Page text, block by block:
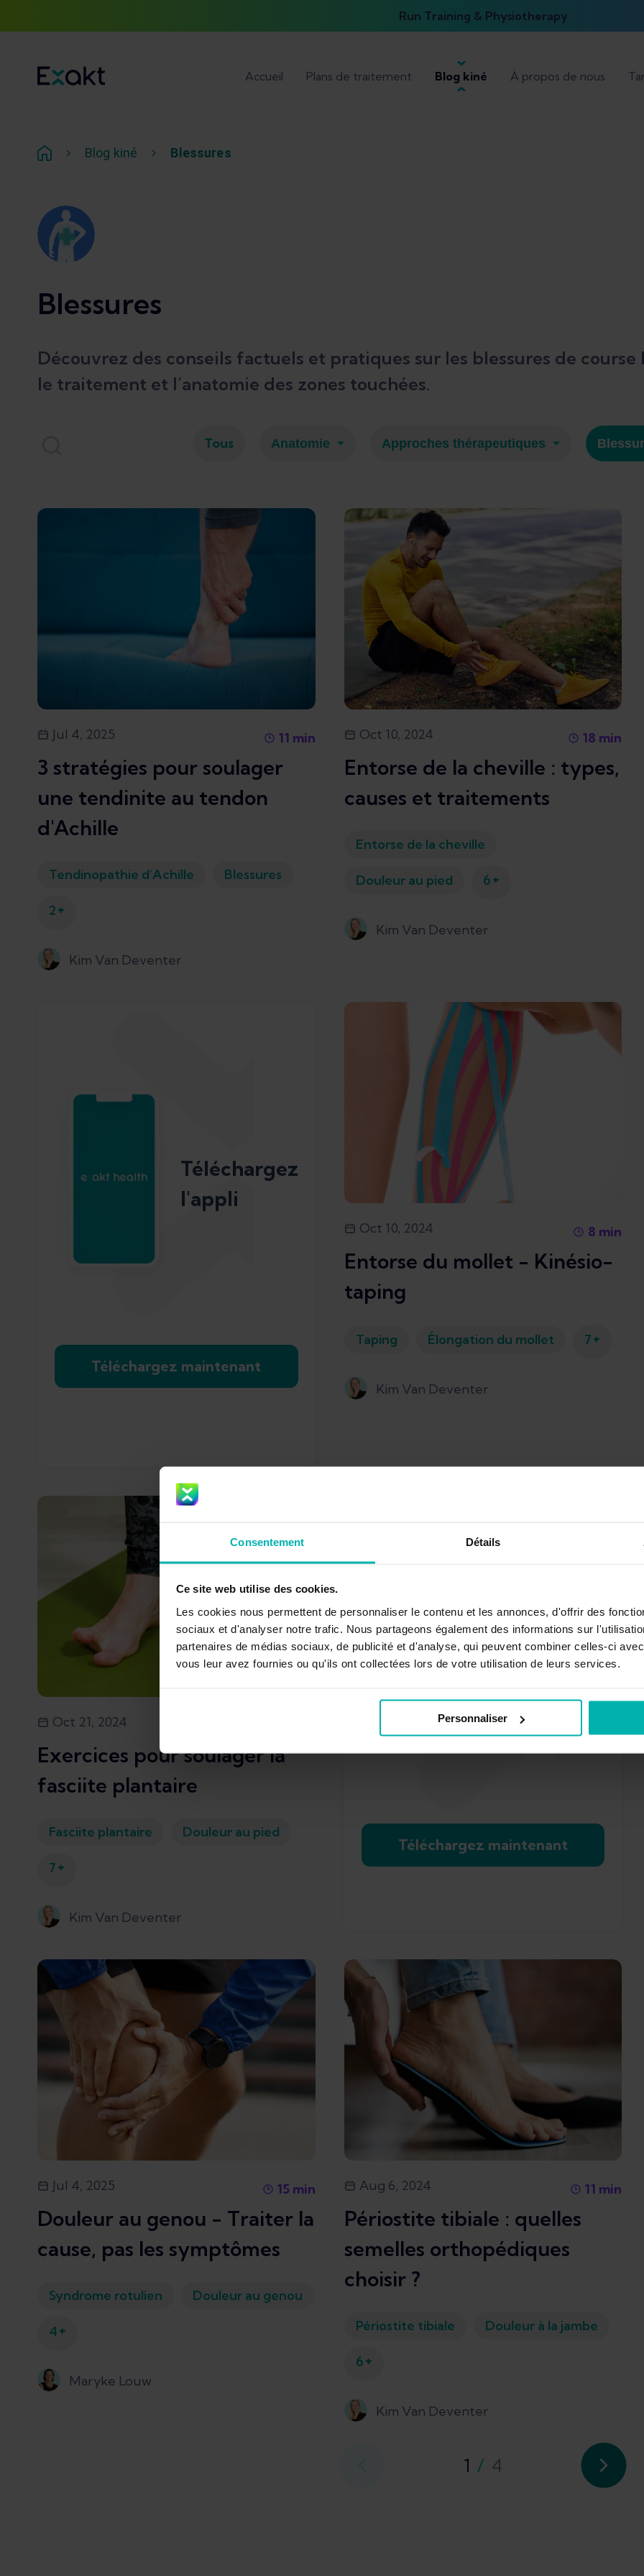
Consentement Détails
Ce site web utilise des cookies.
Les cookies nous permettent de personnaliser le contenu et les annonces, d'offrir des
sociaux et d'analyser notre trafic. Nous partageons également des informations sur
partenaires de médias sociaux, de publicité et d'analyse, qui peuvent combiner celles-ci
vous leur avez fournies ou qu'ils ont collectées lors de votre utilisation de leurs services.
Personnaliser
Run Training & Physiotherapy
Accueil Plans de traitement Blog kiné À propos de nous
Blog kiné Blessures
Blessures
Découvrez des conseils factuels et pratiques sur les blessures de
le traitement et l’anatomie des zones touchées.
Tous Anatomie Approches thérapeutiques
Jul 4, 2025 11 min
3 stratégies pour soulager
une tendinite au tendon
d'Achille
Tendinopathie d’Achille Blessures
2+
Kim Van Deventer
Oct 10, 2024 18 min
Entorse de la cheville : types,
causes et traitements
Entorse de la cheville
Douleur au pied 6+
Kim Van Deventer
Téléchargez
l'appli
Téléchargez maintenant
Oct 10, 2024 8 min
Entorse du mollet - Kinésio-
taping
Taping Élongation du mollet 7+
Kim Van Deventer
Oct 21, 2024
Exercices pour soulager la
fasciite plantaire
Fasciite plantaire Douleur au pied
7+
Kim Van Deventer
Téléchargez
Téléchargez maintenant
Jul 4, 2025 15min
Douleur au genou - Traiter la
cause, pas les symptômes
Syndrome rotulien Douleur au genou
4+
Maryke Louw
Aug 6, 2024 11 min
Périostite tibiale : quelles
semelles orthopédiques
choisir ?
Périostite tibiale Douleur à la jambe
6+
Kim Van Deventer
1 / 4